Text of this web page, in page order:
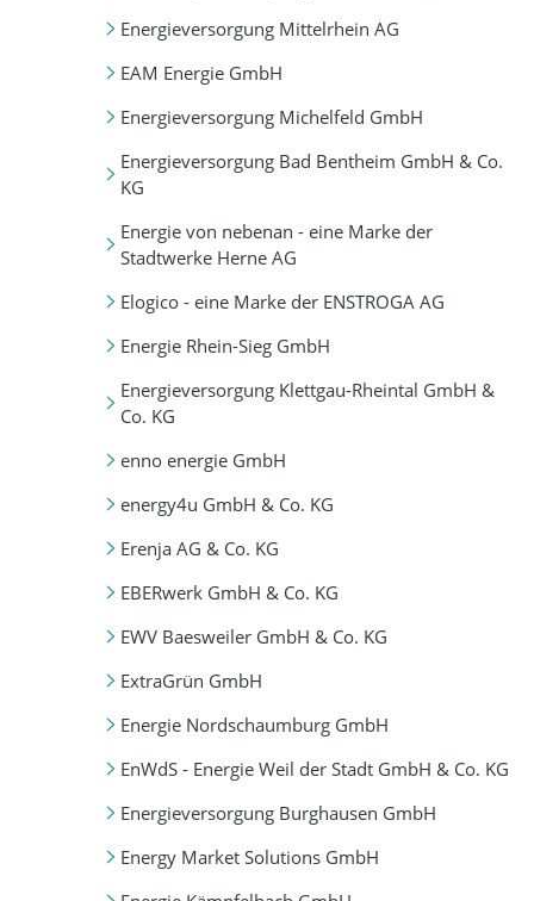
Energieversorgung Mittelrhein AG
EAM Energie GmbH
Energieversorgung Michelfeld GmbH
Energieversorgung Bad Bentheim GmbH & Co.
KG
Energie von nebenan - eine Marke der
Stadtwerke Herne AG
Elogico - eine Marke der ENSTROGA AG
Energie Rhein-Sieg GmbH
Energieversorgung Klettgau-Rheintal GmbH &
Co. KG
enno energie GmbH
energy4u GmbH & Co. KG
Erenja AG & Co. KG
EBERwerk GmbH & Co. KG
EWV Baesweiler GmbH & Co. KG
ExtraGrün GmbH
Energie Nordschaumburg GmbH
EnWdS - Energie Weil der Stadt GmbH & Co. KG
Energieversorgung Burghausen GmbH
Energy Market Solutions GmbH